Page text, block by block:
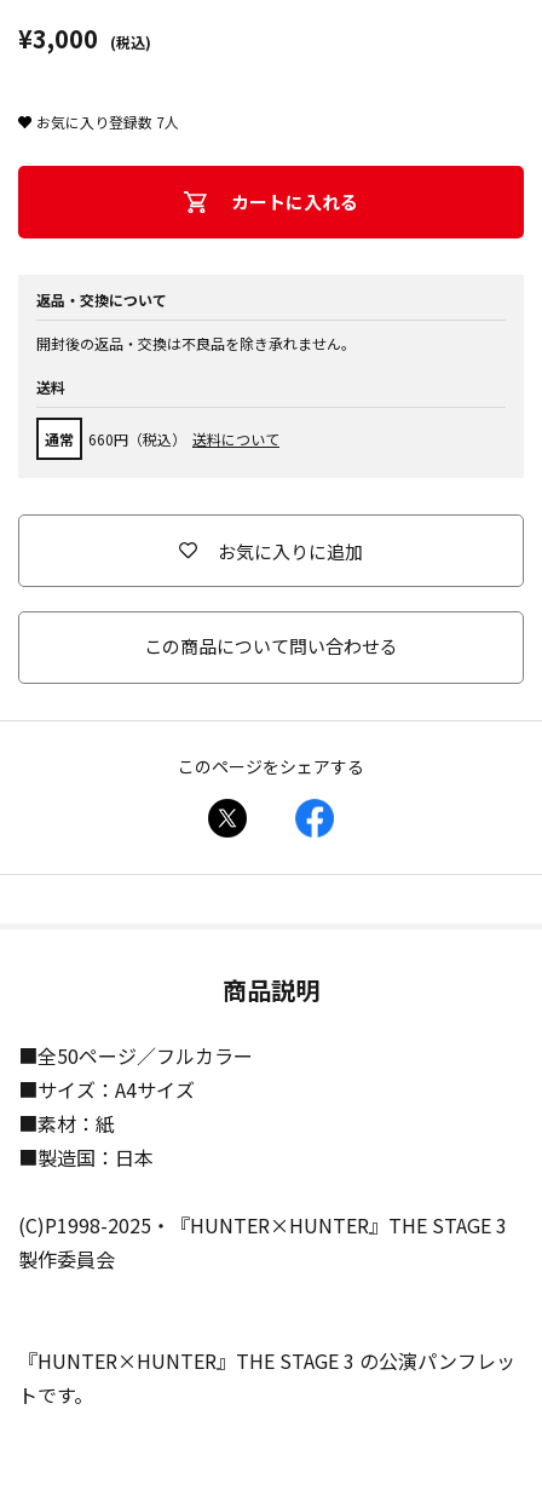
¥3,000 (税込)
お気に入り登録数 7人
カートに入れる
返品・交換について
開封後の返品・交換は不良品を除き承れません。
送料
通常 660円（税込） 送料について
お気に入りに追加
この商品について問い合わせる
このページをシェアする
商品説明
■全50ページ／フルカラー
■サイズ：A4サイズ
■素材：紙
■製造国：日本
(C)P1998-2025・『HUNTER×HUNTER』THE STAGE 3
製作委員会
『HUNTER×HUNTER』THE STAGE 3 の公演パンフレッ
トです。